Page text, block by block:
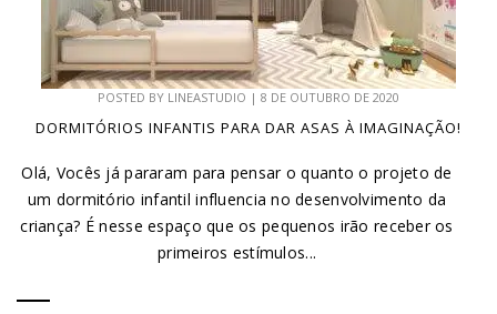
POSTED BY LINEASTUDIO | 8 DE OUTUBRO DE 2020
DORMITÓRIOS INFANTIS PARA DAR ASAS À IMAGINAÇÃO!
Olá, Vocês já pararam para pensar o quanto o projeto de
um dormitório infantil influencia no desenvolvimento da
criança? É nesse espaço que os pequenos irão receber os
primeiros estímulos...